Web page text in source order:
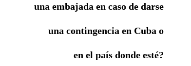
una embajada en caso de darse
una contingencia en Cuba o
en el país donde esté?